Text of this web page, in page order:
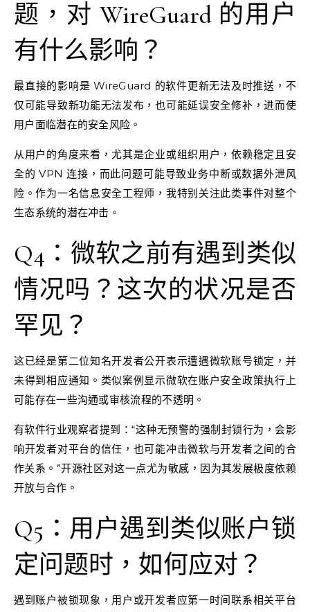
题，对 WireGuard 的用户
有什么影响？
最直接的影响是 WireGuard 的软件更新无法及时推送，不
仅可能导致新功能无法发布，也可能延误安全修补，进而使
用户面临潜在的安全风险。
从用户的角度来看，尤其是企业或组织用户，依赖稳定且安
全的 VPN 连接，而此问题可能导致业务中断或数据外泄风
险。作为一名信息安全工程师，我特别关注此类事件对整个
生态系统的潜在冲击。
Q4：微软之前有遇到类似
情况吗？这次的状况是否
罕见？
这已经是第二位知名开发者公开表示遭遇微软账号锁定，并
未得到相应通知。类似案例显示微软在账户安全政策执行上
可能存在一些沟通或审核流程的不透明。
有软件行业观察者提到：“这种无预警的强制封锁行为，会影
响开发者对平台的信任，也可能冲击微软与开发者之间的合
作关系。”开源社区对这一点尤为敏感，因为其发展极度依赖
开放与合作。
Q5：用户遇到类似账户锁
定问题时，如何应对？
遇到账户被锁现象，用户或开发者应第一时间联系相关平台